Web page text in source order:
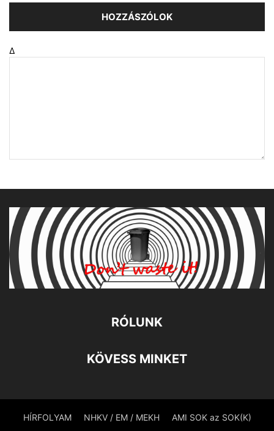
Δ
RÓLUNK
KÖVESS MINKET
HÍRFOLYAM NHKV / EM / MEKH AMI SOK az SOK(K)